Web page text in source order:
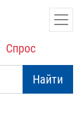
Спрос
Найти